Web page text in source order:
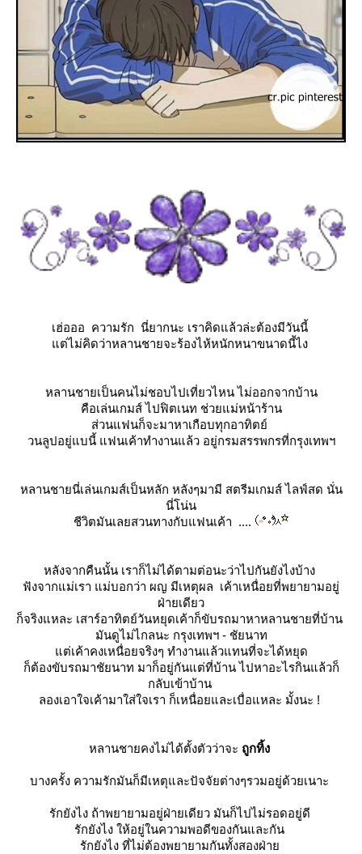
เฮ่อออ ความรัก นี่ยากนะ เราคิดแล้วล่ะต้องมีวันนี้
ต่ไม่คิดว่าหลานชายจะร้องไห้หนักหนาขนาดนี้ไง
หลานชายเป็นคนไม่ชอบไปเที่ยวไหน ไม่ออกจากบ้าน
คือเล่นเกมส์ ไปฟิตเนท ช่วยแม่หน้าร้าน
ส่วนแฟนก็จะมาหาเกือบทุกอาทิตย์
วนลูปอยู่แบนี้ แฟนเค้าทำงานแล้ว อยู่กรมสรรพกรที่กรุงเทพฯ
หลานชายนี่เล่นเกมส์เป็นหลัก หลังๆมามี สตรีมเกมส์ ไลฟ์สด นั่น
นี่โน่น
ชีวิตมันเลยสวนทางกับแฟนเค้า ....
หลังจากคืนนั้น เราก็ไม่ได้ตามต่อนะว่าไปกันยังไงบ้าง
ฟังจากแม่เรา แม่บอกว่า ผญ มีเหตุผล เค้าเหนื่อยที่พยายามอยู่
ฝ่ายเดียว
ก็จริงแหละ เสาร์อาทิตย์วันหยุดเค้าก็ขับรถมาหาหลานชายที่บ้าน
มันดูไม่ไกลนะ กรุงเทพฯ - ชัยนาท
ต่เค้าคงเหนื่อยจริงๆ ทำงานแล้วแทนที่จะได้หยุด
ก็ต้องขับรถมาชัยนาท มาก็อยู่กันแต่ที่บ้าน ไปหาอะไรกินแล้วก็
กลับเข้าบ้าน
ลองเอาใจเค้ามาใส่ใจเรา ก็เหนื่อยและเบื่อแหละ มั้งนะ !
หลานชายคงไม่ได้ตั้งตัวว่าจะ ถูกทิ้ง
บางครั้ง ความรักมันก็มีเหตุและปัจจัยต่างๆรวมอยู่ด้วยเนาะ
รักยังไง ถ้าพยายามอยู่ฝ่ายเดียว มันก็ไปไม่รอดอยู่ดี
รักยังไง ให้อยู่ในความพอดีของกันและกัน
รักยังไง ที่ไม่ต้องพยายามกันทั้งสองฝ่า